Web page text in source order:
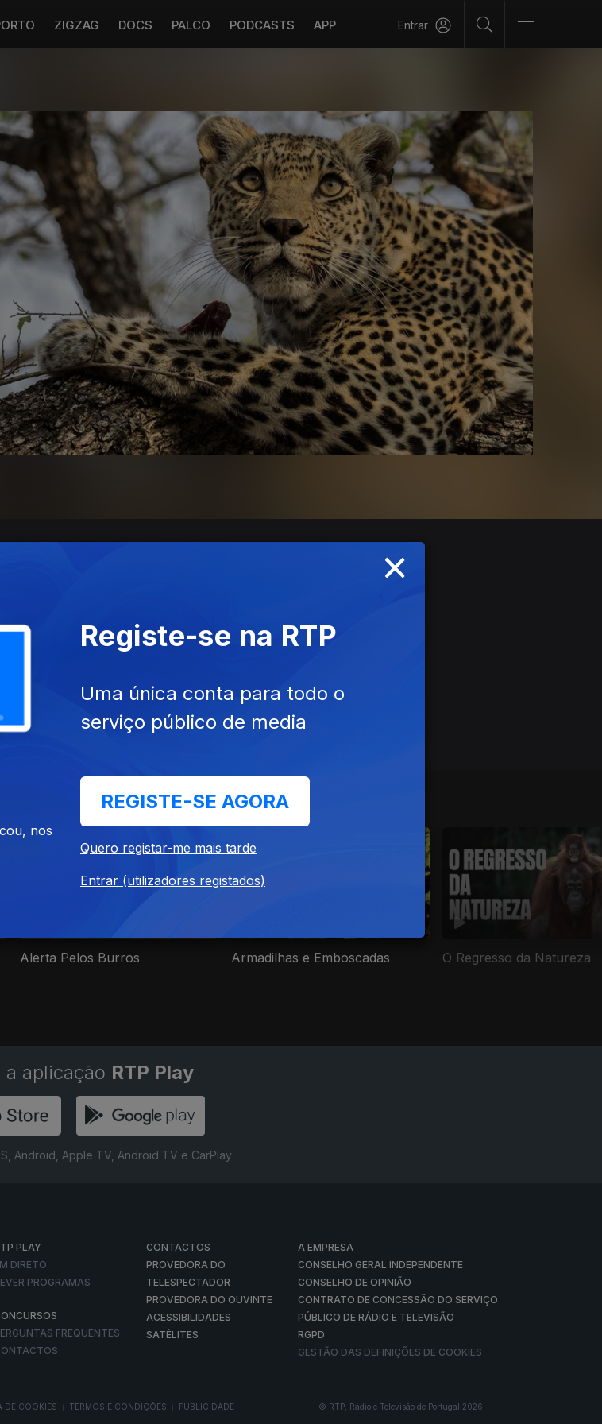
ZIGZAG DOCS PALCO PODCASTS APP Entrar
Ep. 1 16 jul. 2026
Ciência e Natureza
Alerta Pelos Burros Armadilhas e Emboscadas O Regresso da Natureza
a aplicação RTP Play
Android, Apple TV, Android TV e CarPlay
PLAY
DIRETO
PROGRAMAS
FREQUENTES
CONTACTOS
PROVEDORA DO
TELESPECTADOR
PROVEDORA DO OUVINTE
ACESSIBILIDADES
SATÉLITES
A EMPRESA
CONSELHO GERAL INDEPENDENTE
CONSELHO DE OPINIÃO
CONTRATO DE CONCESSÃO DO SERVIÇO
PÚBLICO DE RÁDIO E TELEVISÃO
RGPD
GESTÃO DAS DEFINIÇÕES DE COOKIES
DE COOKIES TERMOS E CONDIÇÕES PUBLICIDADE © RTP, Rádio e Televisão de Portugal 2026
×
nos
Registe-se na RTP
Uma única conta para todo o
serviço público de media
REGISTE-SE AGORA
Quero registar-me mais tarde
Entrar (utilizadores registados)